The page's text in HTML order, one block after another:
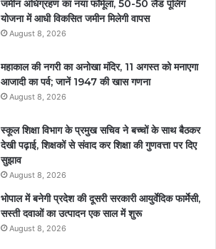
जमीन अधिग्रहण का नया फॉर्मूला, 50-50 लैंड पूलिंग
योजना में आधी विकसित जमीन मिलेगी वापस
August 8, 2026
महाकाल की नगरी का अनोखा मंदिर, 11 अगस्त को मनाएगा
आजादी का पर्व; जानें 1947 की खास गणना
August 8, 2026
स्कूल शिक्षा विभाग के प्रमुख सचिव ने बच्चों के साथ बैठकर
देखी पढ़ाई, शिक्षकों से संवाद कर शिक्षा की गुणवत्ता पर दिए
सुझाव
August 8, 2026
भोपाल में बनेगी प्रदेश की दूसरी सरकारी आयुर्वेदिक फार्मेसी,
सस्ती दवाओं का उत्पादन एक साल में शुरू
August 8, 2026